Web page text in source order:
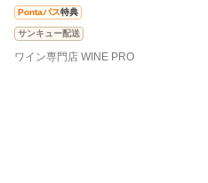
Pontaパス特典
サンキュー配送
ワイン専門店 WINE PRO